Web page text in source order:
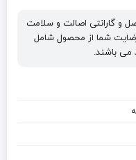
و گارانتی اصالت و سلامت
شما از محصول شامل